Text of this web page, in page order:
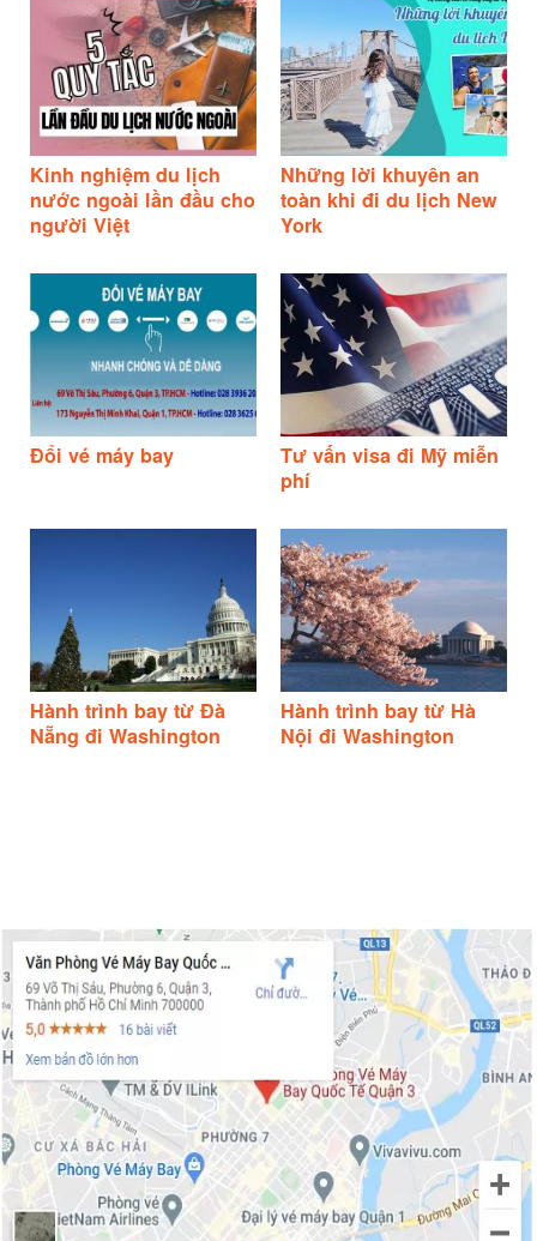
Kinh nghiệm du lịch
nước ngoài lần đầu cho
người Việt
Những lời khuyên an
toàn khi đi du lịch New
York
Đổi vé máy bay
Tư vấn visa đi Mỹ miễn
phí
Hành trình bay từ Đà
Nẵng đi Washington
Hành trình bay từ Hà
Nội đi Washington